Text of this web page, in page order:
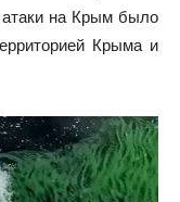
на Крым было
Крыма и